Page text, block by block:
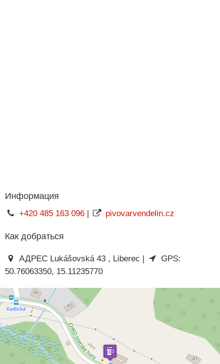
Информация
+420 485 163 096| pivovarvendelin.cz
Как добраться
АДРЕС Lukášovská 43 , Liberec |
GPS:
50.76063350, 15.11235770